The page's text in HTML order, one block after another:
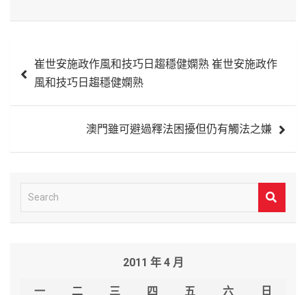
章 崔世安施政作風和技巧日趨穩健嫻熟 崔世安施政作
風和技巧日趨穩健嫻熟
澳門雖可避過釋法困擾但仍有觸法之嫌
e
2011 年 4 月
一 二 三 四 五 六
日